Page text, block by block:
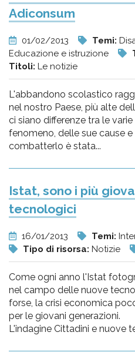
Adiconsum
01/02/2013 Temi:
Educazione e istruzione
Titoli: Le notizie
L'abbandono scolastico
nel nostro Paese, più alte
ci siano differenze tra le
fenomeno, delle sue cause
combatterlo è stata...
Istat, sono i più
tecnologici
16/01/2013 Temi:
Tipo di risorsa: Notizie
Come ogni anno l'Istat
nel campo delle nuove
forse, la crisi economica
per le giovani generazioni.
L'indagine Cittadini e nuove